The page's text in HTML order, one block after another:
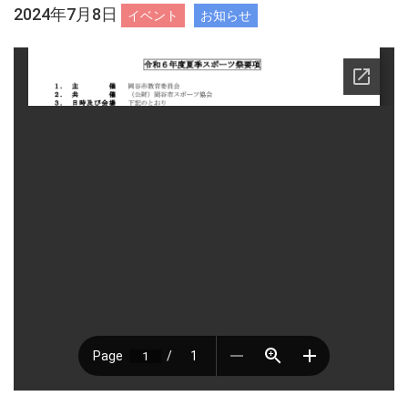
2024年7月8日 イベント お知らせ